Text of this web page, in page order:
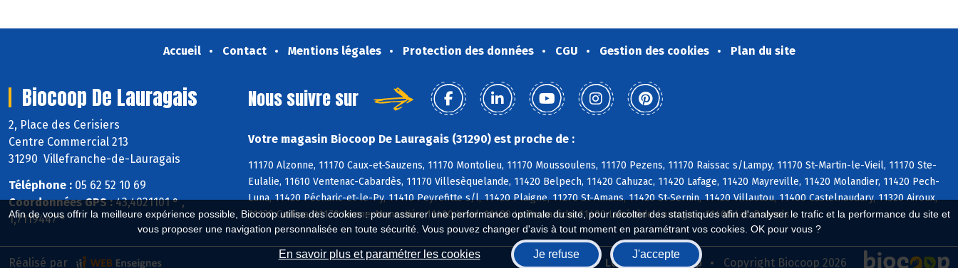
Afin de vous offrir la meilleure expérience possible, Biocoop utilise des cookies : pour assurer une performance optimale du site, pour récolter des statistiques afin d'analyser le trafic et la performance du site et
vous proposer une navigation personnalisée en toute sécurité. Vous pouvez changer d'avis à tout moment en paramétrant vos cookies. OK pour vous ?
En savoir plus et paramétrer les cookies Je refuse J'accepte
Accueil Contact Mentions légales Protection des données CGU Gestion des cookies Plan du site
Biocoop De Lauragais
2, Place des Cerisiers
Centre Commercial 213
31290 Villefranche-de-Lauragais
Téléphone : 05 62 52 10 69
Coordonnées GPS :43,4021101 ° ,
1,7119447 °
Nous suivre sur
Votre magasin Biocoop De Lauragais (31290) est proche de :
11170 Alzonne, 11170 Caux-et-Sauzens, 11170 Montolieu, 11170 Moussoulens, 11170 Pezens, 11170 Raissac s/Lampy, 11170 St-Martin-le-Vieil, 11170 Ste-
Eulalie, 11610 Ventenac-Cabardès, 11170 Villesèquelande, 11420 Belpech, 11420 Cahuzac, 11420 Lafage, 11420 Mayreville, 11420 Molandier, 11420 Pech-
Luna, 11420 Pécharic-et-le-Py, 11410 Peyrefitte s/l, 11420 Plaigne, 11270 St-Amans, 11420 St-Sernin, 11420 Villautou, 11400 Castelnaudary, 11320 Airoux,
11170 Carlipa, 11170 Cenne-Monestiés, 11400 Issel, 11400 La Pomarède, 11400 Labécède-Lauragais, 11400 Les Brunels
Biocoop.fr Le réseau Biocoop Copyright Biocoop 2026
Réalisé par